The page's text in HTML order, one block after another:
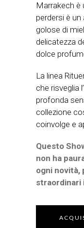
Marrakech è
perdersi è
golose di
delicatezza
dolce
La linea
che risveglia
profonda
collezione
coinvolge e
Questo
non ha
ogni novità,
straordinari